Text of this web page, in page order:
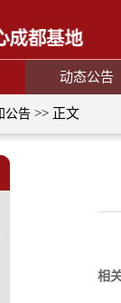
动态公告
公告 >> 正文
相